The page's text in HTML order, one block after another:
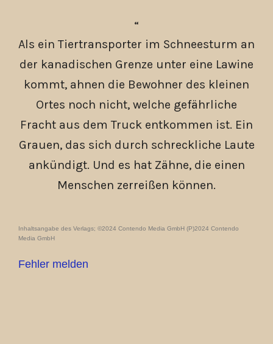
Als ein Tiertransporter im Schneesturm an
der kanadischen Grenze unter eine Lawine
kommt, ahnen die Bewohner des kleinen
Ortes noch nicht, welche gefährliche
Fracht aus dem Truck entkommen ist. Ein
Grauen, das sich durch schreckliche Laute
ankündigt. Und es hat Zähne, die einen
Menschen zerreißen können.
Inhaltsangabe des Verlags; ©2024 Contendo Media GmbH (P)2024 Contendo
Media GmbH
Fehler melden